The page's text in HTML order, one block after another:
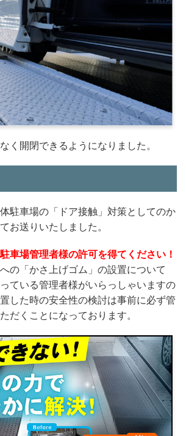
く開閉できるようになりました。
駐車場の「ドア接触」対策としてのか
お送りいたしました。
車場管理者様の許可を得てください！
の「かさ上げゴム」の設置について
ている管理者様がいらっしゃいますの
した時の安全性の検討は事前に必ず管
だくことになっております。